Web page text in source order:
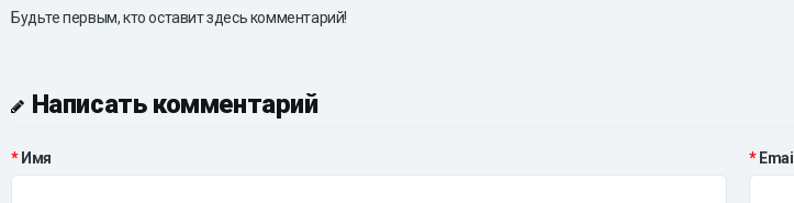
Будьте первым, кто оставит здесь комментарий!
Написать комментарий
Имя Email